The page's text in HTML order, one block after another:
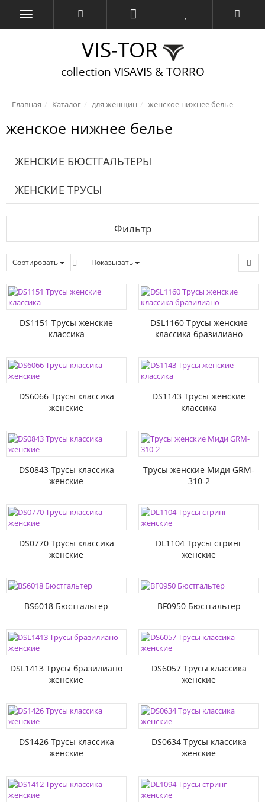
VIS-TOR
collection VISAVIS & TORRO
Главная Каталог для женщин женское нижнее белье
женское нижнее белье
ЖЕНСКИЕ БЮСТГАЛЬТЕРЫ
ЖЕНСКИЕ ТРУСЫ
Фильтр
Сортировать Показывать
DS1151 Трусы женские
классика
DSL1160 Трусы женские
классика бразилиано
DS6066 Трусы классика
женские
DS1143 Трусы женские
классика
DS0843 Трусы классика
женские
Трусы женские Миди GRM-
310-2
DS0770 Трусы классика
женские
DL1104 Трусы стринг
женские
BS6018 Бюстгальтер BF0950 Бюстгальтер
DSL1413 Трусы бразилиано
женские
DS6057 Трусы классика
женские
DS1426 Трусы классика
женские
DS0634 Трусы классика
женские